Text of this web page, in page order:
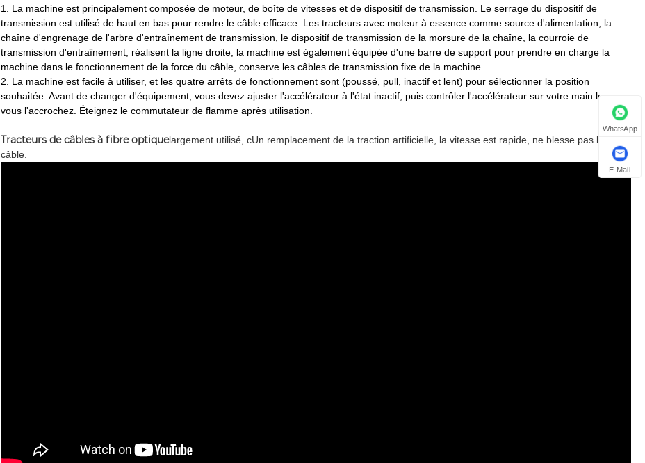
1. La machine est principalement composée de moteur, de boîte de vitesses et de dispositif de transmission. Le serrage du dispositif de
transmission est utilisé de haut en bas pour rendre le câble efficace. Les tracteurs avec moteur à essence comme source d'alimentation, la
chaîne d'engrenage de l'arbre d'entraînement de transmission, le dispositif de transmission de la morsure de la chaîne, la courroie de
transmission d'entraînement, réalisent la ligne droite, la machine est également équipée d'une barre de support pour prendre en charge la
machine dans le fonctionnement de la force du câble, conserve les câbles de transmission fixe de la machine.
2. La machine est facile à utiliser, et les quatre arrêts de fonctionnement sont (poussé, pull, inactif et lent) pour sélectionner la position
souhaitée. Avant de changer d'équipement, vous devez ajuster l'accélérateur à l'état inactif, puis contrôler l'accélérateur sur votre main lorsque
vous l'accrochez. Éteignez le commutateur de flamme après utilisation.
Tracteurs de câbles à fibre optiquelargement utilisé, cUn remplacement de la traction artificielle, la vitesse est rapide, ne blesse pas le
câble.
WhatsApp
E-Mail